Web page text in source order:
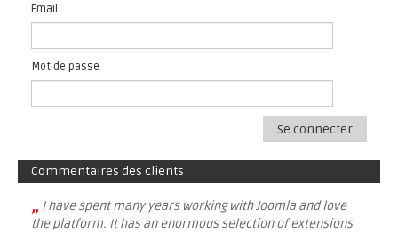
Email
Mot de passe
Se connecter
Commentaires des clients
„ I have spent many years working with Joomla and love
the platform. It has an enormous selection of extensions